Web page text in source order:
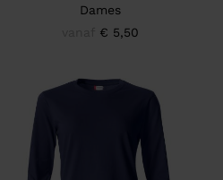
Dames
€ 5,50